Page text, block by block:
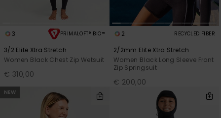
3 PRIMALOFT® BIO™
3/2 Elite Xtra Stretch
Women Black Chest Zip Wetsuit
€ 310,00
2 RECYCLED FIBER
2/2mm Elite Xtra Stretch
Women Black Long Sleeve Front
Zip Springsuit
€ 200,00
NEW